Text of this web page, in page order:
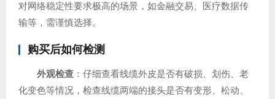
对网络稳定性要求极高的场景，如金融交易、医疗数据传
输等，需谨慎选择。
购买后如何检测
外观检查 ：仔细查看线缆外皮是否有破损、划伤、老
化变色等情况，检查线缆两端的接头是否有变形、松动、